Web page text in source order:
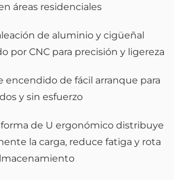
áreas residenciales
de aluminio y cigüeñal
por CNC para precisión y ligereza
encendido de fácil arranque para
y sin esfuerzo
de U ergonómico distribuye
la carga, reduce fatiga y rota